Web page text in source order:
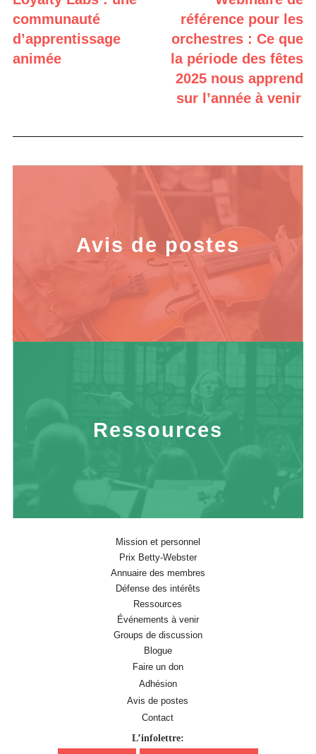
communauté
d’apprentissage
animée
référence pour les
orchestres : Ce que
la période des fêtes
2025 nous apprend
sur l’année à venir
Avis de postes
Ressources
Mission et personnel
Prix Betty-Webster
Annuaire des membres
Défense des intérêts
Ressources
Événements à venir
Groups de discussion
Blogue
Faire un don
Adhésion
Avis de postes
Contact
L’infolettre: